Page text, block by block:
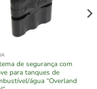
de segurança com
para tanques de
água “Overland